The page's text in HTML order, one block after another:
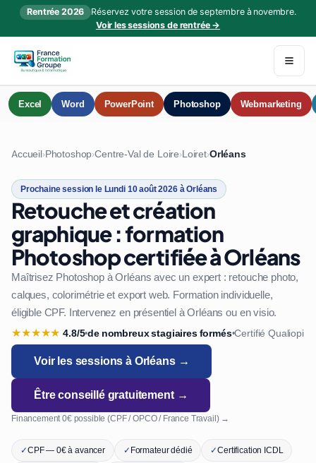
Rentrée 2026
Réservez votre session de septembre à novembre.
Voir les sessions de rentrée →
Excel Word PowerPoint Photoshop Webmarketing
Accueil›Photoshop›Centre-Val de Loire›Loiret›Orléans
Prochaine session le Lundi 10 août 2026 à Orléans
Retouche et création
graphique : formation
Photoshop certifiée à Orléans
Maîtrisez Photoshop à Orléans avec un expert : retouche photo,
calques, colorimétrie et export web. Formation individuelle,
éligible CPF. Intervenez en présentiel à Orléans ou en visio.
★★★★★ 4.8/5•de nombreux stagiaires formés•Certifié Qualiopi
Voir les sessions à Orléans →
Être conseillé gratuitement →
Financement 0€ possible (CPF / OPCO / France Travail) →
✓CPF — 0€ à avancer ✓Formateur dédié ✓Certification ICDL